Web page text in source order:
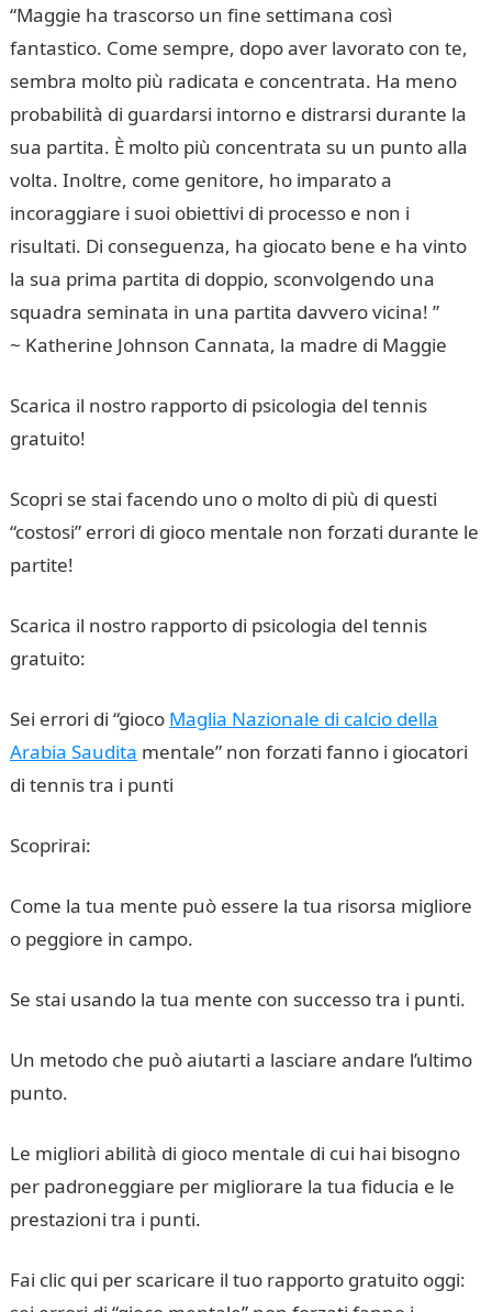
“Maggie ha trascorso un fine settimana così
fantastico. Come sempre, dopo aver lavorato con te,
sembra molto più radicata e concentrata. Ha meno
probabilità di guardarsi intorno e distrarsi durante la
sua partita. È molto più concentrata su un punto alla
volta. Inoltre, come genitore, ho imparato a
incoraggiare i suoi obiettivi di processo e non i
risultati. Di conseguenza, ha giocato bene e ha vinto
la sua prima partita di doppio, sconvolgendo una
squadra seminata in una partita davvero vicina! ”
~ Katherine Johnson Cannata, la madre di Maggie
Scarica il nostro rapporto di psicologia del tennis
gratuito!
Scopri se stai facendo uno o molto di più di questi
“costosi” errori di gioco mentale non forzati durante le
partite!
Scarica il nostro rapporto di psicologia del tennis
gratuito:
Sei errori di “gioco Maglia Nazionale di calcio della
Arabia Saudita mentale” non forzati fanno i giocatori
di tennis tra i punti
Scoprirai:
Come la tua mente può essere la tua risorsa migliore
o peggiore in campo.
Se stai usando la tua mente con successo tra i punti.
Un metodo che può aiutarti a lasciare andare l’ultimo
punto.
Le migliori abilità di gioco mentale di cui hai bisogno
per padroneggiare per migliorare la tua fiducia e le
prestazioni tra i punti.
Fai clic qui per scaricare il tuo rapporto gratuito oggi: